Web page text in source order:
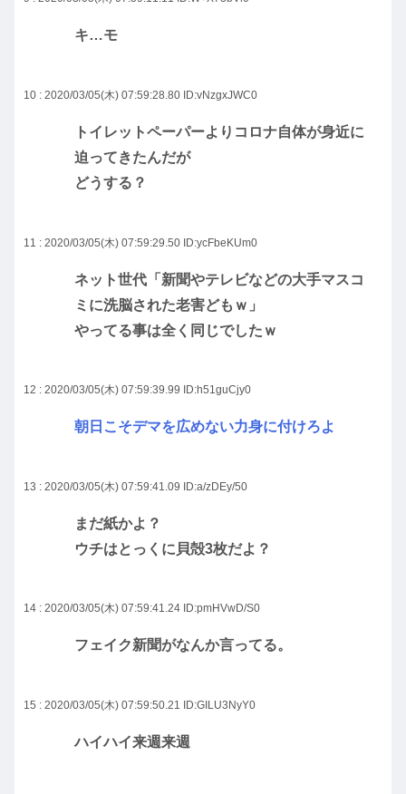
キ…モ
10 : 2020/03/05(木) 07:59:28.80 ID:vNzgxJWC0
トイレットペーパーよりコロナ自体が身近に
迫ってきたんだが
どうする？
11 : 2020/03/05(木) 07:59:29.50 ID:ycFbeKUm0
ネット世代「新聞やテレビなどの大手マスコ
ミに洗脳された老害どもｗ」
やってる事は全く同じでしたｗ
12 : 2020/03/05(木) 07:59:39.99 ID:h51guCjy0
朝日こそデマを広めない力身に付けろよ
13 : 2020/03/05(木) 07:59:41.09 ID:a/zDEy/50
まだ紙かよ？
ウチはとっくに貝殻3枚だよ？
14 : 2020/03/05(木) 07:59:41.24 ID:pmHVwD/S0
フェイク新聞がなんか言ってる。
15 : 2020/03/05(木) 07:59:50.21 ID:GILU3NyY0
ハイハイ来週来週